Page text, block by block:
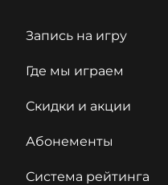
Запись на игру
Где мы играем
Скидки и акции
Абонементы
Система рейтинга